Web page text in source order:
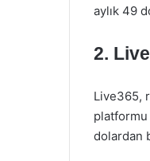
aylık 49
2.
Live365,
platformu
dolardan